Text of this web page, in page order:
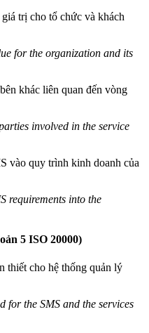
trị cho tổ chức và khách
for the organization and its
khác liên quan đến vòng
involved in the service
vào quy trình kinh doanh của
requirements into the
5 ISO 20000)
thiết cho hệ thống quản lý
for the SMS and the services